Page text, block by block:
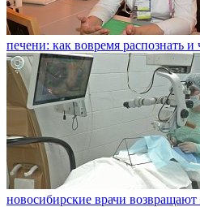
печени: как вовремя распознать и
новосибирские врачи возвращают